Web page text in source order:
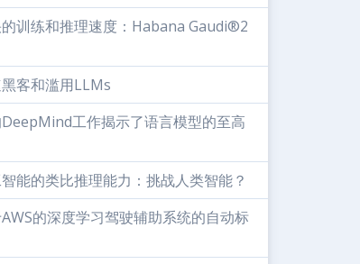
训练和推理速度：Habana Gaudi®2
客和滥用LLMs
工作揭示了语言模型的至高
智能的类比推理能力：挑战人类智能？
的深度学习驾驶辅助系统的自动标